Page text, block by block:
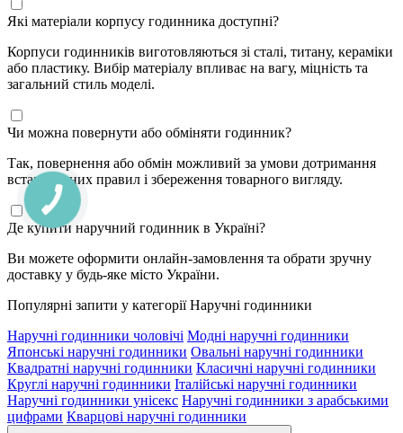
Які матеріали корпусу годинника доступні?
Корпуси годинників виготовляються зі сталі, титану, кераміки
або пластику. Вибір матеріалу впливає на вагу, міцність та
загальний стиль моделі.
Чи можна повернути або обміняти годинник?
Так, повернення або обмін можливий за умови дотримання
встановлених правил і збереження товарного вигляду.
Де купити наручний годинник в Україні?
Ви можете оформити онлайн-замовлення та обрати зручну
доставку у будь-яке місто України.
Популярні запити у категорії Наручні годинники
Наручні годинники чоловічі Модні наручні годинники
Японські наручні годинники Овальні наручні годинники
Квадратні наручні годинники Класичні наручні годинники
Круглі наручні годинники Італійські наручні годинники
Наручні годинники унісекс Наручні годинники з арабськими
цифрами Кварцові наручні годинники